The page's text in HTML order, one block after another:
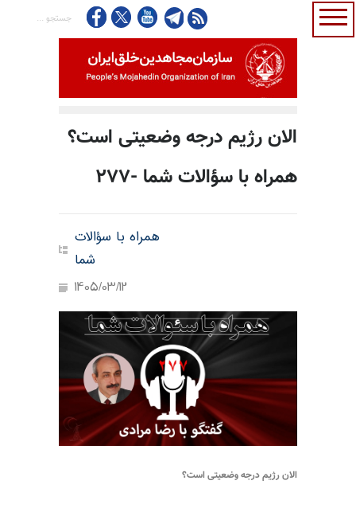
الان رژیم درجه وضعیتی است؟
همراه با سؤالات شما -۲۷۷
همراه با سؤالات
شما
1405/03/12
الان رژیم درجه وضعیتی است؟